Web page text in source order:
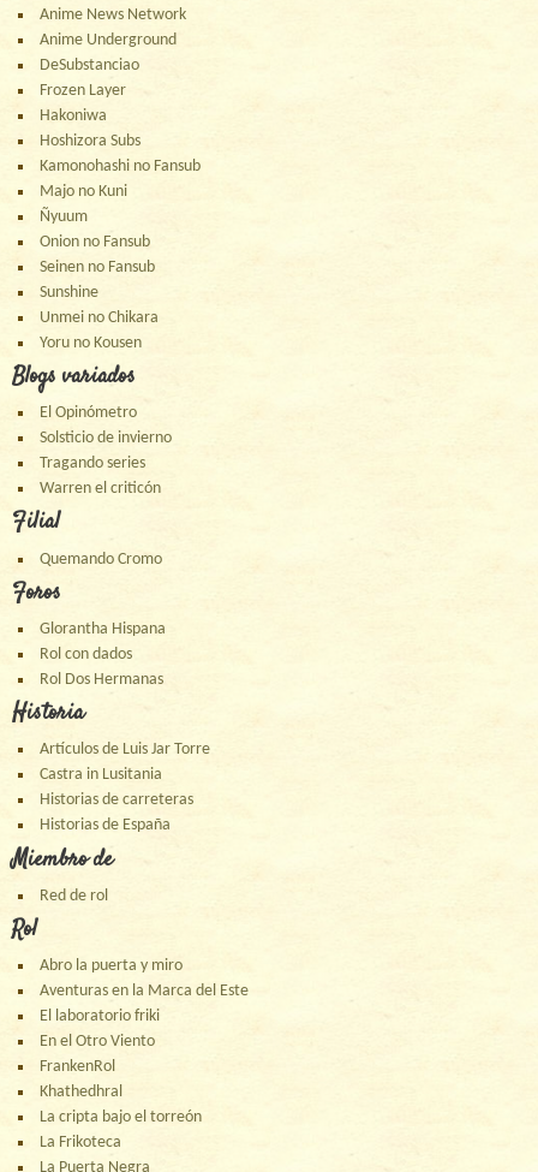
Anime News Network
Anime Underground
DeSubstanciao
Frozen Layer
Hakoniwa
Hoshizora Subs
Kamonohashi no Fansub
Majo no Kuni
Ñyuum
Onion no Fansub
Seinen no Fansub
Sunshine
Unmei no Chikara
Yoru no Kousen
Blogs variados
El Opinómetro
Solsticio de invierno
Tragando series
Warren el criticón
Filial
Quemando Cromo
Foros
Glorantha Hispana
Rol con dados
Rol Dos Hermanas
Historia
Artículos de Luis Jar Torre
Castra in Lusitania
Historias de carreteras
Historias de España
Miembro de
Red de rol
Rol
Abro la puerta y miro
Aventuras en la Marca del Este
El laboratorio friki
En el Otro Viento
FrankenRol
Khathedhral
La cripta bajo el torreón
La Frikoteca
La Puerta Negra